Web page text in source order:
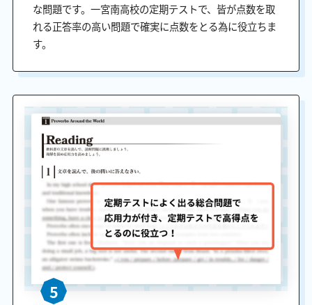
な問題です。一宮南高校の定期テストで、皆が点数を取
れる正答率の高い問題で確実に点数をとる為に役立ちま
す。
5